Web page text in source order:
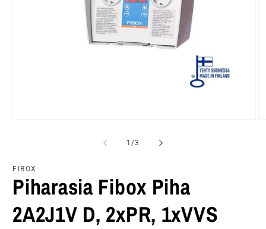
1//3
FIBOX
Piharasia Fibox Piha
2A2J1V D, 2xPR, 1xVVS